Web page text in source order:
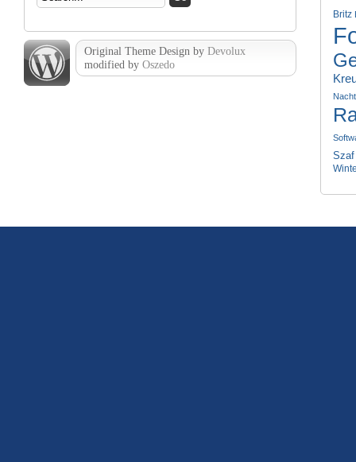
Original Theme Design by Devolux
modified by Oszedo
Britz
Szaf